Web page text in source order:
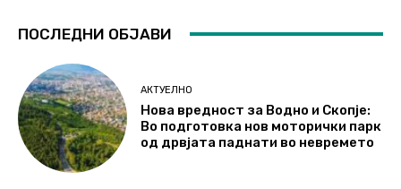
ПОСЛЕДНИ ОБЈАВИ
АКТУЕЛНО
Нова вредност за Водно и Скопје:
Во подготовка нов моторички парк
од дрвјата паднати во невремето